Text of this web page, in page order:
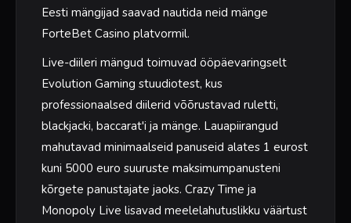
Eesti mängijad saavad nautida neid mänge
ForteBet Casino platvormil.
Live-diileri mängud toimuvad ööpäevaringselt
Evolution Gaming stuudiotest, kus
professionaalsed diilerid võõrustavad ruletti,
blackjacki, baccarat'i ja mänge. Lauapiirangud
mahutavad minimaalseid panuseid alates 1 eurost
kuni 5000 euro suuruste maksimumpanusteni
kõrgete panustajate jaoks. Crazy Time ja
Monopoly Live lisavad meelelahutuslikku väärtust